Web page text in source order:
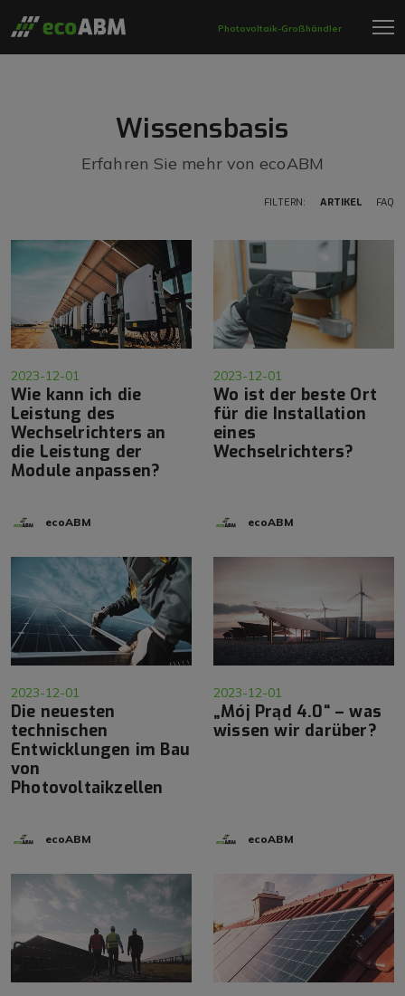
Photovoltaik-Großhändler
Wissensbasis
Erfahren Sie mehr von ecoABM
FILTERN: ARTIKEL FAQ
2023-12-01
Wie kann ich die
Leistung des
Wechselrichters an
die Leistung der
Module anpassen?
ecoABM
2023-12-01
Wo ist der beste Ort
für die Installation
eines
Wechselrichters?
ecoABM
2023-12-01
Die neuesten
technischen
Entwicklungen im Bau
von
Photovoltaikzellen
ecoABM
2023-12-01
„Mój Prąd 4.0“ – was
wissen wir darüber?
ecoABM